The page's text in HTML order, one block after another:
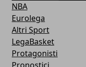
NBA
Eurolega
Altri Sport
LegaBasket
Protagonisti